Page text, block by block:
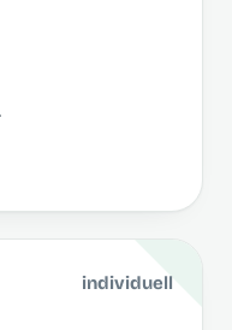
individuell